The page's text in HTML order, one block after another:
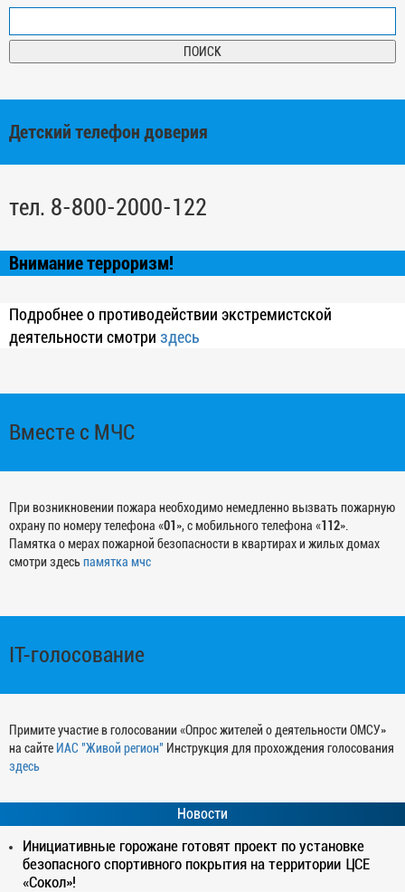
Детский телефон доверия
тел. 8-800-2000-122
Внимание терроризм!
Подробнее о противодействии экстремистской
деятельности смотри здесь
Вместе с МЧС
При возникновении пожара необходимо немедленно вызвать пожарную
охрану по номеру телефона «01 », с мобильного телефона «112».
Памятка о мерах пожарной безопасности в квартирах и жилых домах
смотри здесьпамятка мчс
IT-голосование
Примите участие в голосовании «Опрос жителей о деятельности ОМСУ»
на сайте ИАС "Живой регион" Инструкция для прохождения голосования
здесь
Новости
Инициативные горожане готовят проект по установке
безопасного спортивного покрытия на территории ЦСЕ
«Сокол»!